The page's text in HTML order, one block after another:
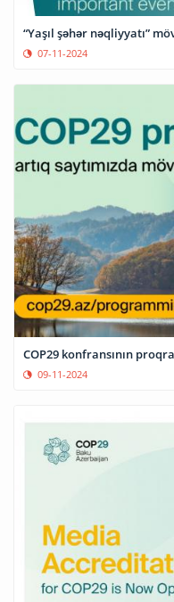
“Yaşıl şəhər nəqliyyatı”
07-11-2024
COP29 konfransının
09-11-2024